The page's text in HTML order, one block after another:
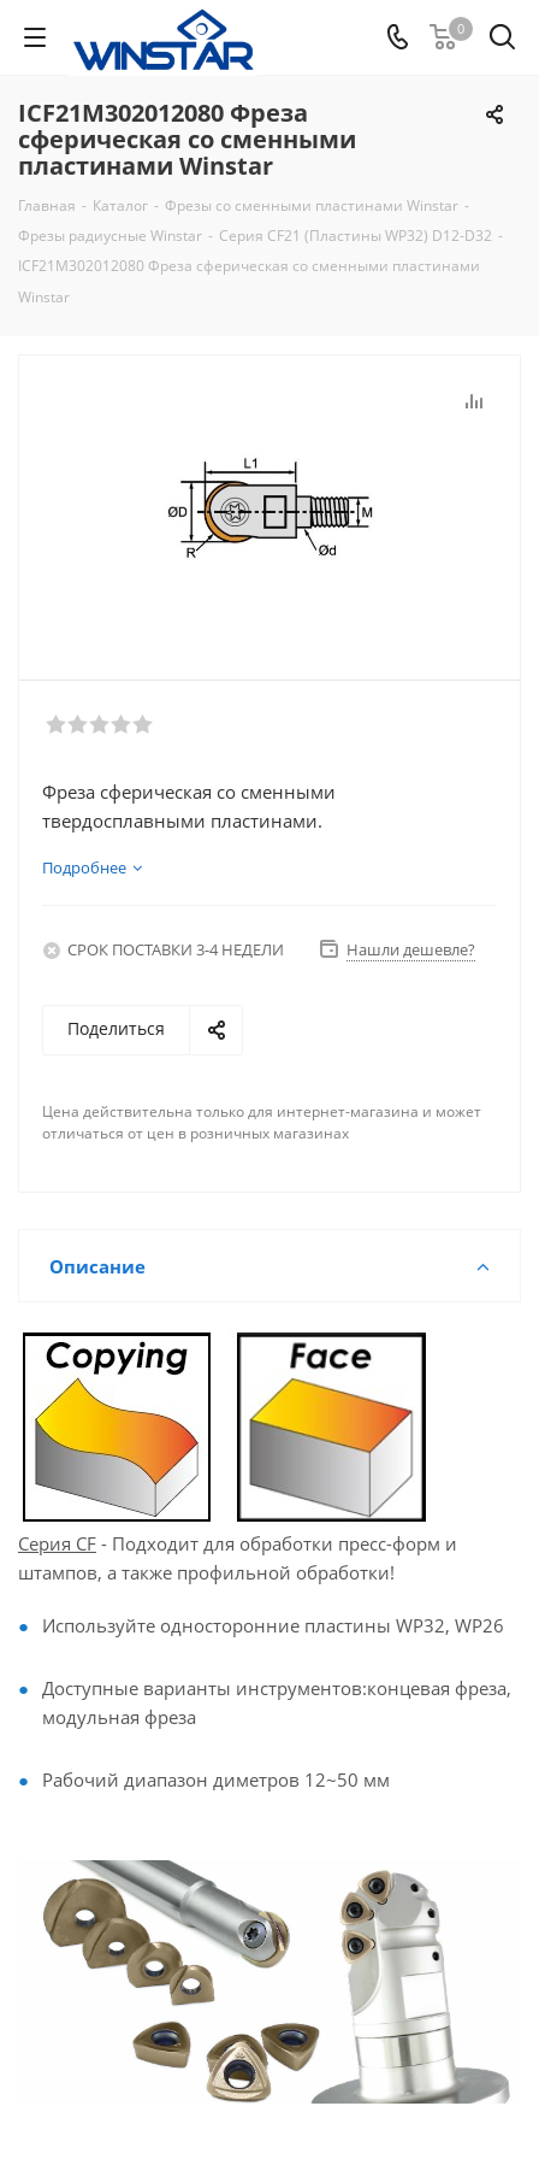
0
ICF21M302012080 Фреза
сферическая со сменными
пластинами Winstar
Главная - Каталог - Фрезы со сменными пластинами Winstar -
Фрезы радиусные Winstar - Серия CF21 (Пластины WP32) D12-D32 -
ICF21M302012080 Фреза сферическая со сменными пластинами
Winstar
Фреза сферическая со сменными
твердосплавными пластинами.
Подробнее
СРОК ПОСТАВКИ 3-4 НЕДЕЛИ Нашли дешевле?
Поделиться
Цена действительна только для интернет-магазина и может
отличаться от цен в розничных магазинах
Описание
Серия CF - Подходит для обработки пресс-форм и
штампов, а также профильной обработки!
Используйте односторонние пластины WP32, WP26
Доступные варианты инструментов:концевая фреза,
модульная фреза
Рабочий диапазон диметров 12~50 мм